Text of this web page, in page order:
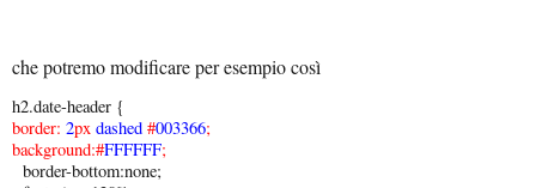
che potremo modificare per esempio così
h2.date-header {
border: 2px dashed #003366;
background:#FFFFFF;
border-bottom:none;